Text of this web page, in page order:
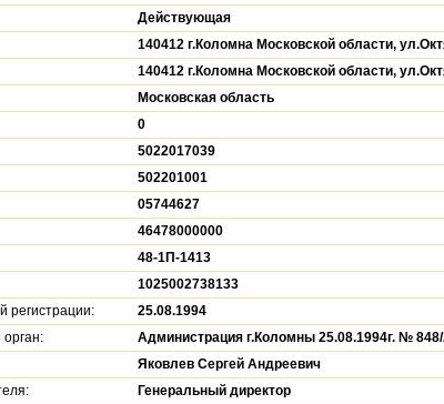
Действующая
140412 г.Коломна Московской области,
140412 г.Коломна Московской области,
Московская область
0
5022017039
502201001
05744627
46478000000
48-1П-1413
1025002738133
регистрации:
25.08.1994
Администрация г.Коломны 25.08.1994г. №
Яковлев Сергей Андреевич
Генеральный директор